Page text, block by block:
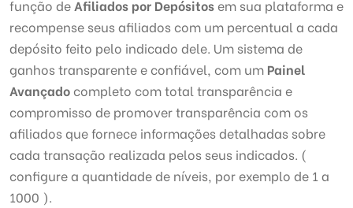
função de Afiliados por Depósitos em sua plataforma e
recompense seus afiliados com um percentual a cada
depósito feito pelo indicado dele. Um sistema de
ganhos transparente e confiável, com um Painel
Avançado completo com total transparência e
compromisso de promover transparência com os
afiliados que fornece informações detalhadas sobre
cada transação realizada pelos seus indicados. (
configure a quantidade de níveis, por exemplo de 1 a
1000 ).